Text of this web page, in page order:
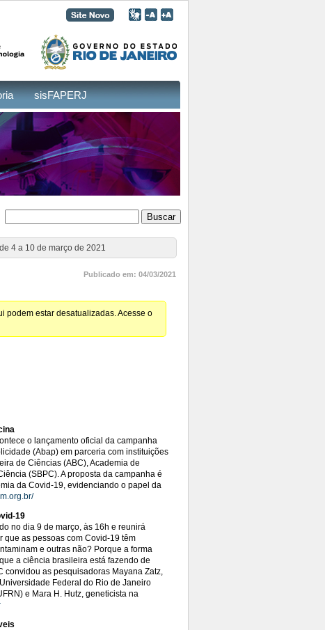
sisFAPERJ
4 a 10 de março de 2021
Publicado em: 04/03/2021
podem estar desatualizadas. Acesse o
o lançamento oficial da campanha
(Abap) em parceria com instituições
de Ciências (ABC), Academia de
(SBPC). A proposta da campanha é
da Covid-19, evidenciando o papel da
19
no dia 9 de março, às 16h e reunirá
que as pessoas com Covid-19 têm
e outras não? Porque a forma
a ciência brasileira está fazendo de
convidou as pesquisadoras Mayana Zatz,
Federal do Rio de Janeiro
e Mara H. Hutz, geneticista na